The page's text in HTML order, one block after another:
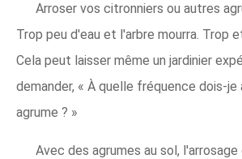
Arroser vos citronniers ou autres
Trop peu d'eau et l'arbre mourra. Trop
Cela peut laisser même un jardinier
demander, « À quelle fréquence dois-je
agrume ? »
Avec des agrumes au sol,